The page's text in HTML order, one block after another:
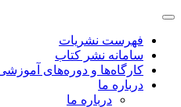
فهرست نشریات
سامانه نشر کتاب
کارگاه‌ها و دوره‌های
درباره ما
درباره ما